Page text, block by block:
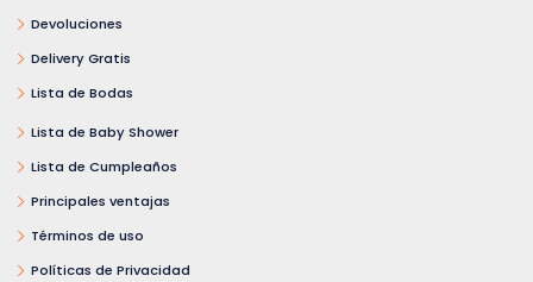
Devoluciones
Delivery Gratis
Lista de Bodas
Lista de Baby Shower
Lista de Cumpleaños
Principales ventajas
Términos de uso
Políticas de Privacidad